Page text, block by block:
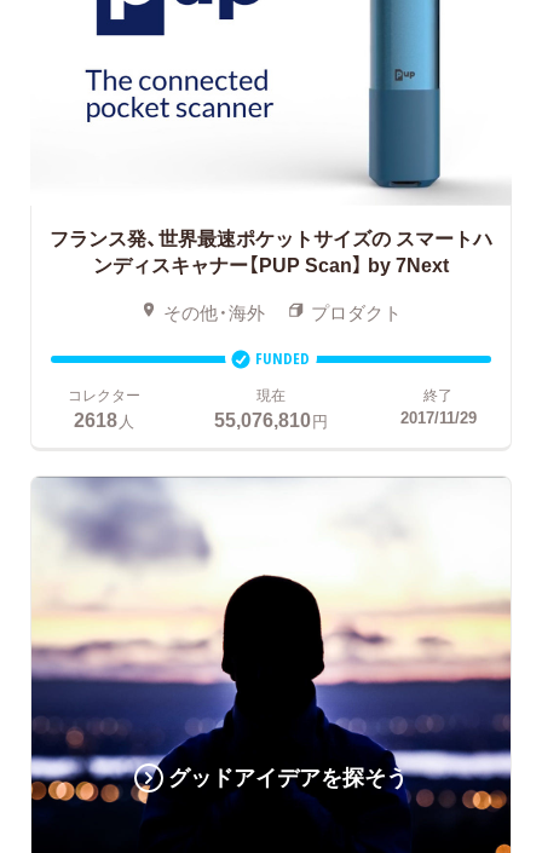
フランス発、世界最速ポケットサイズの スマートハ
ンディスキャナー【PUP Scan】 by 7Next
その他・海外 プロダクト
FUNDED
コレクター
2618 人
現在
55,076,810円
終了
2017/11/29
グッドアイデアを探そう